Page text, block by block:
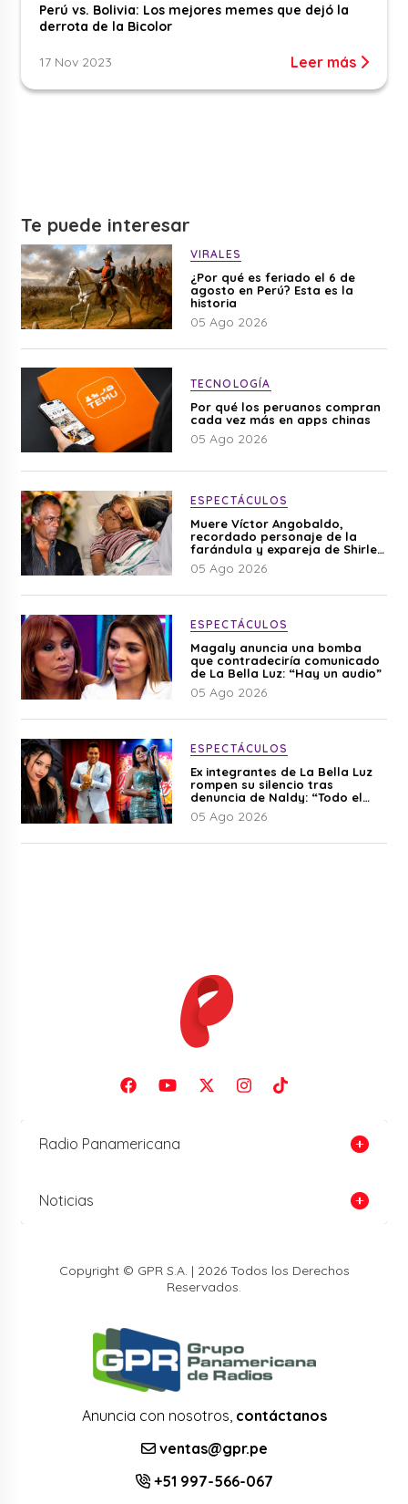
Perú vs. Bolivia: Los mejores memes que dejó la
derrota de la Bicolor
17 Nov 2023 Leer más
Te puede interesar
VIRALES
¿Por qué es feriado el 6 de
agosto en Perú? Esta es la
historia
05 Ago 2026
TECNOLOGÍA
Por qué los peruanos compran
cada vez más en apps chinas
05 Ago 2026
ESPECTÁCULOS
Muere Víctor Angobaldo,
recordado personaje de la
farándula y expareja de Shirley
Cherres
05 Ago 2026
ESPECTÁCULOS
Magaly anuncia una bomba
que contradeciría comunicado
de La Bella Luz: “Hay un audio”
05 Ago 2026
ESPECTÁCULOS
Ex integrantes de La Bella Luz
rompen su silencio tras
denuncia de Naldy: “Todo el
mundo lo sabía”
05 Ago 2026
Radio Panamericana
Noticias
Copyright © GPR S.A. | 2026 Todos los Derechos
Reservados.
Anuncia con nosotros, contáctanos
ventas@gpr.pe
+51 997-566-067